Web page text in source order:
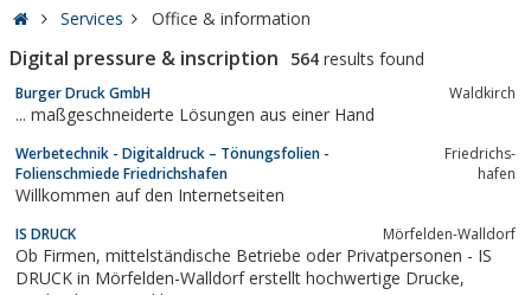
Services Office & information
Digital pressure & inscription 564 results found
Burger Druck GmbH Waldkirch
... maßgeschneiderte Lösungen aus einer Hand
Werbetechnik - Digitaldruck – Tönungsfolien -
Folienschmiede Friedrichshafen
Fried­richs­
ha­fen
Willkommen auf den Internetseiten
IS DRUCK Mörfelden-Walldorf
Ob Firmen, mittelständische Betriebe oder Privatpersonen - IS
DRUCK in Mörfelden-Walldorf erstellt hochwertige Drucke,